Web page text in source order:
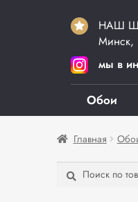
НАШ
Минск,
мы в
Обои
Главная
Искать:
Поиск